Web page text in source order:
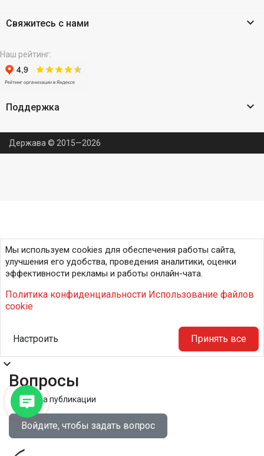
Свяжитесь с нами 
Наш рейтинг:
Поддержка 
Держава © 2015—2026
Мы используем cookies для обеспечения работы сайта,
улучшения его удобства, проведения аналитики, оценки
эффективности рекламы и работы онлайн-чата.
Политика конфиденциальности Использование файлов
cookie
Настроить Принять все
expand_more
Вопросы
Правила публикации
Войдите, чтобы задать вопрос